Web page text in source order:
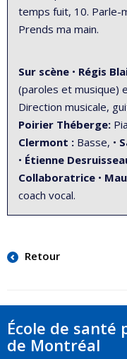
temps fuit, 10. Parle-
Prends ma main.
Sur scène • Régis
(paroles et musique)
Direction musicale,
Poirier Théberge:
Clermont : Basse, •
• Étienne
Collaboratrice •
coach vocal.
Retour
École de santé
de Montréal